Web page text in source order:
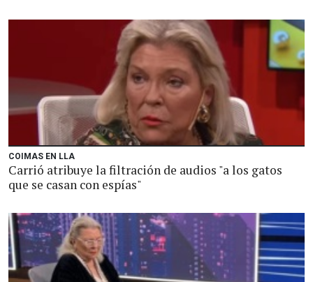
COIMAS EN LLA
Carrió atribuye la filtración de audios "a los gatos
que se casan con espías"